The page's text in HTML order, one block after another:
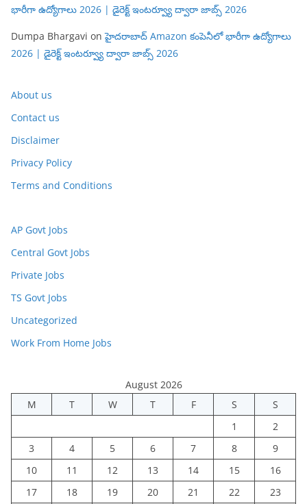
భారీగా ఉద్యోగాలు 2026 | డైరెక్ట్ ఇంటర్వ్యూ ద్వారా జాబ్స్ 2026
Dumpa Bhargavi onహైదరాబాద్ Amazon కంపెనీలో భారీగా ఉద్యోగాలు
2026 | డైరెక్ట్ ఇంటర్వ్యూ ద్వారా జాబ్స్ 2026
About us
Contact us
Disclaimer
Privacy Policy
Terms and Conditions
AP Govt Jobs
Central Govt Jobs
Private Jobs
TS Govt Jobs
Uncategorized
Work From Home Jobs
August 2026
M
T W T F S
S
1
2
3
4 5 6 7 8
9
10
11 12 13 14 15
16
17
18 19 20 21 22 23